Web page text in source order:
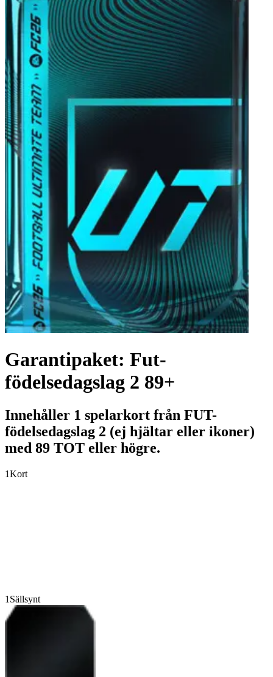
Garantipaket: Fut-
födelsedagslag 2 89+
Innehåller 1 spelarkort från FUT-
födelsedagslag 2 (ej hjältar eller ikoner)
med 89 TOT eller högre.
1Kort
1 Sällsynt